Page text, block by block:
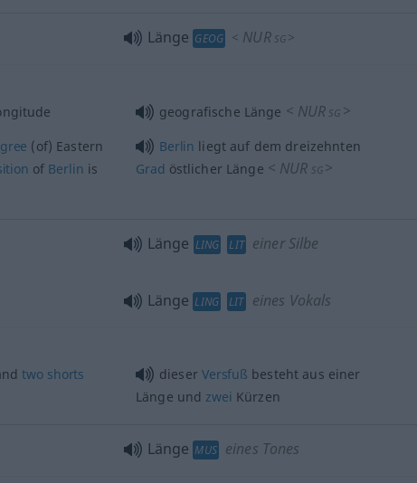
Länge GEOG < NURSG >
geografische Länge < NUR SG >
(of) Eastern
of Berlin is
Berlin liegt auf dem dreizehnten
Grad östlicher Länge < NUR SG >
Länge LING LIT einer Silbe
Länge LING LIT eines Vokals
two shorts dieser Versfuß besteht aus einer
Länge undzwei Kürzen
Länge MUS eines Tones